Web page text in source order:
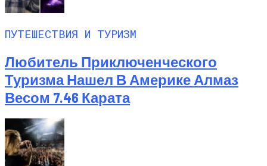
ПУТЕШЕСТВИЯ И ТУРИЗМ
Любитель Приключенческого
Туризма Нашел В Америке Алмаз
Весом 7.46 Карата